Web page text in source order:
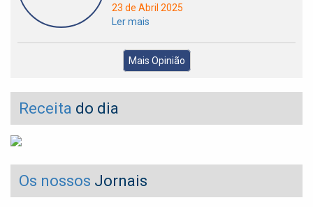
23 de Abril 2025
Ler mais
Mais Opinião
Receita do dia
Os nossos Jornais